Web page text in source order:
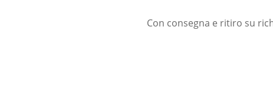
Con consegna e ritiro su